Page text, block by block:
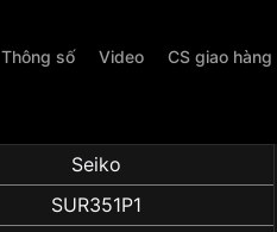
Thông số Video CS giao hàng
Seiko
SUR351P1